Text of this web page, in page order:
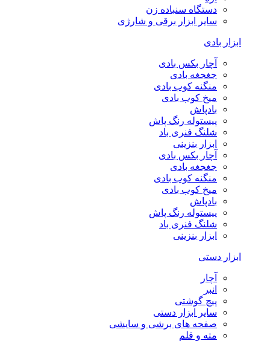
دستگاه سنباده زن
سایر ابزار برقی و شارژی
ابزار بادی
آچار بکس بادی
جغجغه بادی
منگنه کوب بادی
میخ کوب بادی
بادپاش
پیستوله رنگ پاش
شلنگ فنری باد
ابزار بنزینی
آچار بکس بادی
جغجغه بادی
منگنه کوب بادی
میخ کوب بادی
بادپاش
پیستوله رنگ پاش
شلنگ فنری باد
ابزار بنزینی
ابزار دستی
آچار
انبر
پیچ گوشتی
سایر ابزار دستی
صفحه های برشی و سایشی
مته و قلم